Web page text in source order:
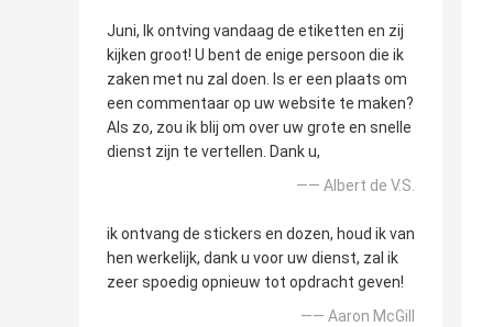
Juni, Ik ontving vandaag de etiketten en zij
kijken groot! U bent de enige persoon die ik
zaken met nu zal doen. Is er een plaats om
een commentaar op uw website te maken?
Als zo, zou ik blij om over uw grote en snelle
dienst zijn te vertellen. Dank u,
—— Albert de V.S.
ik ontvang de stickers en dozen, houd ik van
hen werkelijk, dank u voor uw dienst, zal ik
zeer spoedig opnieuw tot opdracht geven!
—— Aaron McGill